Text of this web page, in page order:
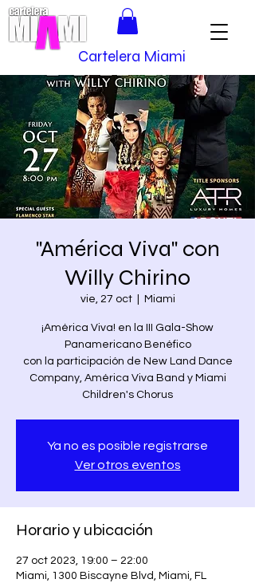
Cartelera Miami
"América Viva" con
Willy Chirino
vie, 27 oct
  |
Miami
¡América Viva! en la III Gala-Show
Panamericano Benéfico
con la participación de New Land Dance
Company, América Viva Band y Miami
Children's Chorus
Ya no es posible registrarse
Ver otros eventos
Horario y ubicación
27 oct 2023, 19:00 – 22:00
Miami, 1300 Biscayne Blvd, Miami, FL